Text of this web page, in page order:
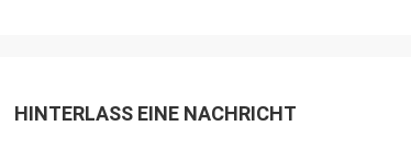
HINTERLASS EINE NACHRICHT